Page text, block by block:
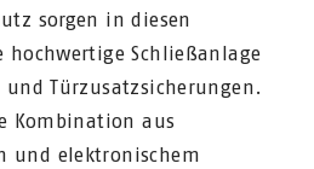
sorgen in diesen
hochwertige Schließanlage
und Türzusatzsicherungen.
Kombination aus
und elektronischem